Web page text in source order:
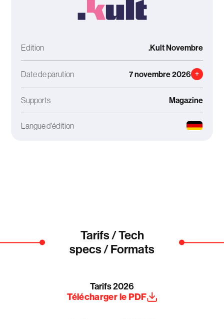
Edition .Kult Novembre
Date de parution 7 novembre 2026 +
Supports Magazine
Langue d'édition
Tarifs / Tech
specs / Formats
Tarifs 2026
Télécharger le PDF